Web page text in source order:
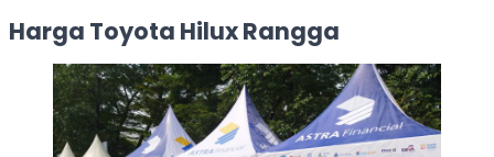
Harga Toyota Hilux Rangga